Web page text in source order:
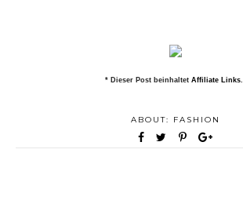
* Dieser Post beinhaltet Affiliate Links.
ABOUT: FASHION